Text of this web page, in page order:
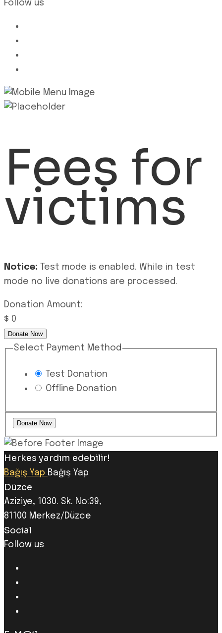
Follow us
Fees for
victims
Notice: Test mode is enabled. While in test
mode no live donations are processed.
Donation Amount:
$ 0
Donate Now
Select Payment Method
Test Donation
Offline Donation
Herkes yardım edebilir!
Bağış Yap Bağış Yap
Düzce
Aziziye, 1030. Sk. No:39,
81100 Merkez/Düzce
Social
Follow us